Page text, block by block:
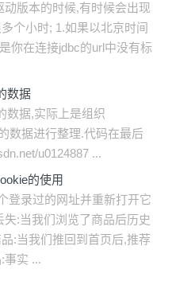
版本的时候,有时候会出现
个小时; 1.如果以北京时间
你在连接jdbc的url中没有标
数据
数据,实际上是组织
数据进行整理.代码在最后
u0124887 ...
的使用
登录过的网址并重新打开它
:当我们浏览了商品后历史
:当我们推回到首页后,推荐
事实 ...